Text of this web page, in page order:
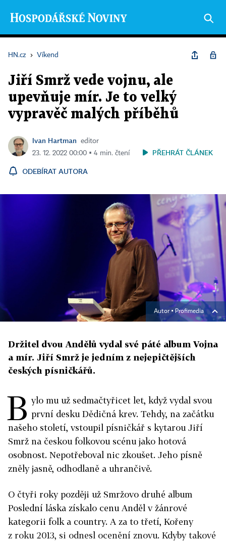
HN.cz › Víkend
Jiří Smrž vede vojnu, ale
upevňuje mír. Je to velký
vypravěč malých příběhů
Ivan Hartman
editor
23. 12. 2022 00:00 ▪ 4 min. čtení
PŘEHRÁT ČLÁNEK
ODEBÍRAT AUTORA
Autor ▪ Profimedia
Držitel dvou Andělů vydal své páté album Vojna
a mír. Jiří Smrž je jedním z nejepičtějších
českých písničkářů.
B ylo mu už sedmačtyřicet let, když vydal svou
první desku Dědičná krev. Tehdy, na začátku
našeho století, vstoupil písničkář s kytarou Jiří
Smrž na českou folkovou scénu jako hotová
osobnost. Nepotřeboval nic zkoušet. Jeho písně
zněly jasně, odhodlaně a uhrančivě.
O čtyři roky později už Smržovo druhé album
Poslední láska získalo cenu Anděl v žánrové
kategorii folk a country. A za to třetí, Kořeny
z roku 2013, si odnesl ocenění znovu. Kdyby takové